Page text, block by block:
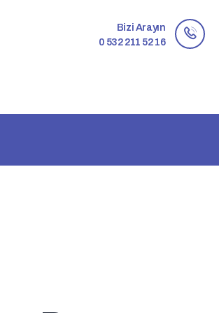
Bizi Arayın
0 532 211 52 16
HAKKIMDA
FOTO GALERI